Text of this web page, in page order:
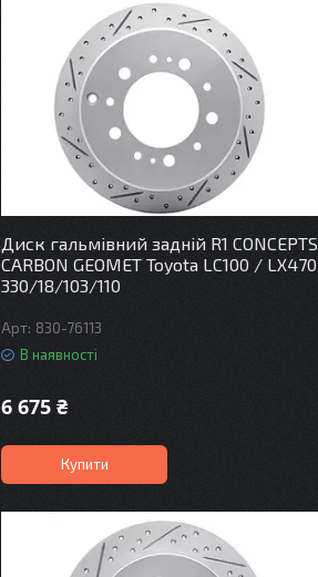
Диск гальмівний задній R1 CONCEPTS
CARBON GEOMET Toyota LC100 / LX470
330/18/103/110
830-76113
В наявності
6 675 ₴
Купити